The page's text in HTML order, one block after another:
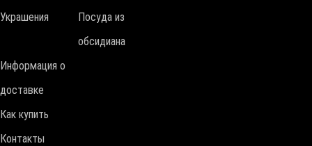
Украшения
Посуда из
обсидиана
Информация о
доставке
Как купить
Контакты